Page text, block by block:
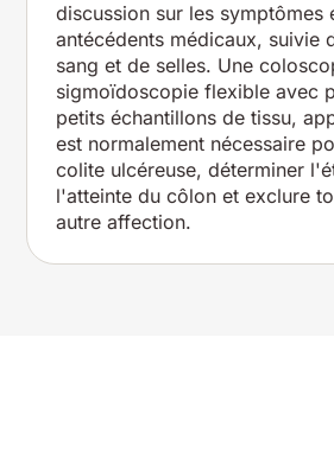
discussion sur les symptômes
antécédents médicaux, suivie
sang et de selles. Une
sigmoïdoscopie flexible avec
petits échantillons de tissu,
est normalement nécessaire
colite ulcéreuse, déterminer
l'atteinte du côlon et exclure
autre affection.